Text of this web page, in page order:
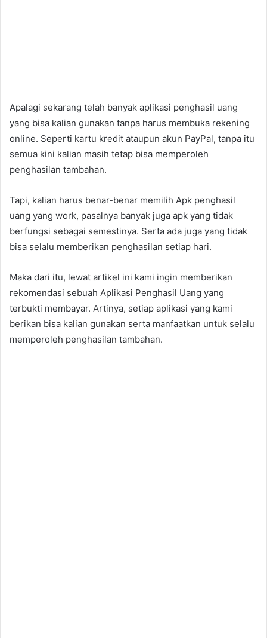
Apalagi sekarang telah banyak aplikasi penghasil uang
yang bisa kalian gunakan tanpa harus membuka rekening
online. Seperti kartu kredit ataupun akun PayPal, tanpa itu
semua kini kalian masih tetap bisa memperoleh
penghasilan tambahan.
Tapi, kalian harus benar-benar memilih Apk penghasil
uang yang work, pasalnya banyak juga apk yang tidak
berfungsi sebagai semestinya. Serta ada juga yang tidak
bisa selalu memberikan penghasilan setiap hari.
Maka dari itu, lewat artikel ini kami ingin memberikan
rekomendasi sebuah Aplikasi Penghasil Uang yang
terbukti membayar. Artinya, setiap aplikasi yang kami
berikan bisa kalian gunakan serta manfaatkan untuk selalu
memperoleh penghasilan tambahan.